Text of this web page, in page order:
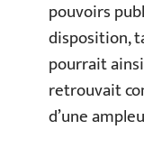
pouvoirs
disposition,
pourrait
retrouvait
d’une